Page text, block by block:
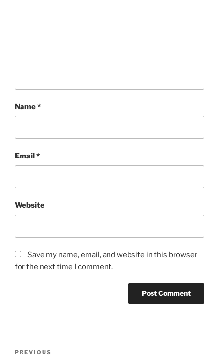
Name*
Email*
Website
Save my name, email, and website in this browser
for the next time I comment.
Previous
PREVIOUS